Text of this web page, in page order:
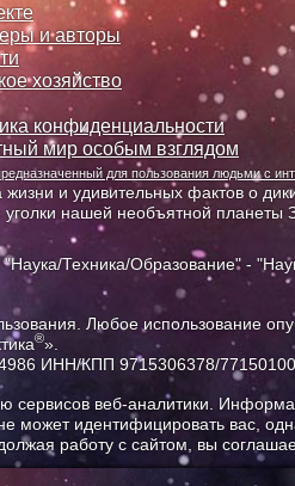
и авторы
хозяйство
конфиденциальности
мир особым взглядом
для пользования людьми с
и удивительных фактов о
нашей необъятной планеты
"Наука/Техника/Образование" -
Любое использование
®».
ИНН/КПП 9715306378/
веб-аналитики.
может идентифицировать вас,
работу с сайтом, вы